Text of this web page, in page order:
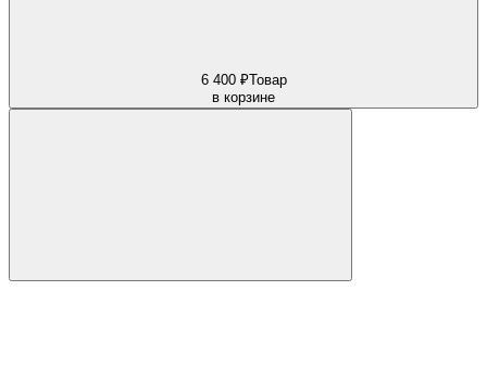
6 400 ₽Товар
в корзине